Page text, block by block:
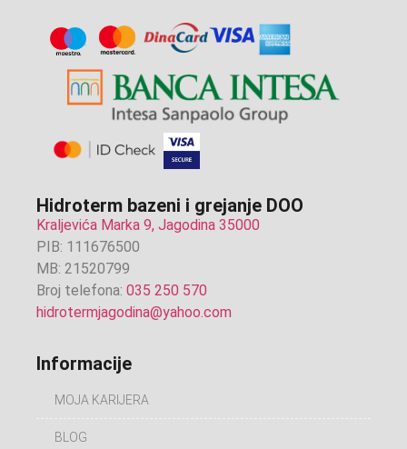
Hidroterm bazeni i grejanje DOO
Kraljevića Marka 9, Jagodina 35000
PIB: 111676500
MB: 21520799
Broj telefona: 035 250 570
hidrotermjagodina@yahoo.com
Informacije
MOJA KARIJERA
BLOG